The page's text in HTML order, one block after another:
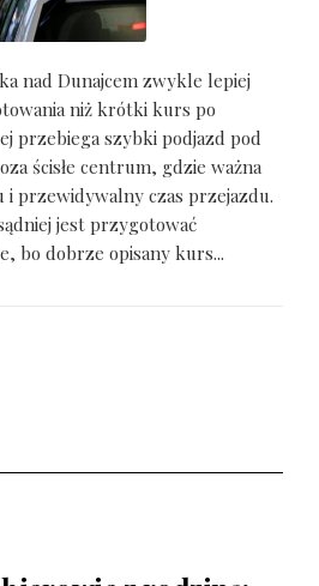
nad Dunajcem zwykle lepiej
niż krótki kurs po
przebiega szybki podjazd pod
ścisłe centrum, gdzie ważna
i przewidywalny czas przejazdu.
jest przygotować
bo dobrze opisany kurs...